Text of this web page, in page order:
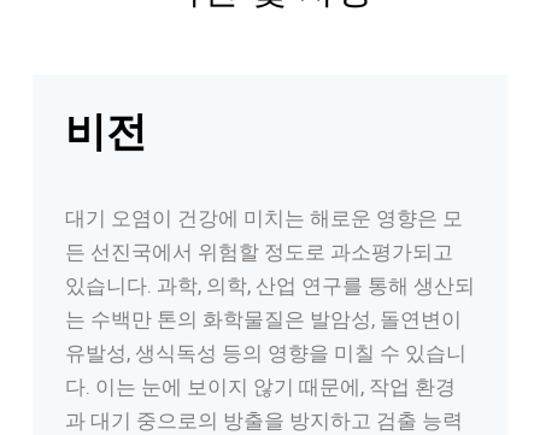
비전
대기 오염이 건강에 미치는 해로운 영향은 모
든 선진국에서 위험할 정도로 과소평가되고
있습니다. 과학, 의학, 산업 연구를 통해 생산되
는 수백만 톤의 화학물질은 발암성, 돌연변이
유발성, 생식독성 등의 영향을 미칠 수 있습니
다. 이는 눈에 보이지 않기 때문에, 작업 환경
과 대기 중으로의 방출을 방지하고 검출 능력